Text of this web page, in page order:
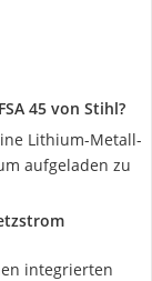
45 von Stihl?
Lithium-Metall-
aufgeladen zu
integrierten